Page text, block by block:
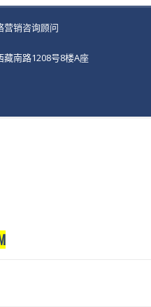
营销咨询顾问
藏南路1208号8楼A座